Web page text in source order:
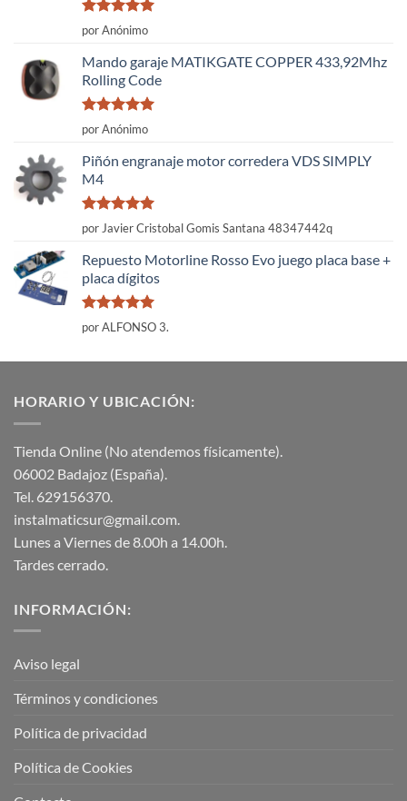
Valorado
con
por Anónimo
Mando garaje MATIKGATE COPPER 433,92Mhz
Rolling Code
Valorado
con
por Anónimo
Piñón engranaje motor corredera VDS SIMPLY
M4
Valorado
con
por Javier Cristobal Gomis Santana 48347442q
Repuesto Motorline Rosso Evo juego placa base +
placa dígitos
Valorado
con
por ALFONSO 3.
HORARIO Y UBICACIÓN:
Tienda Online (No atendemos físicamente).
06002 Badajoz (España).
Tel. 629156370.
instalmaticsur@gmail.com.
Lunes a Viernes de 8.00h a 14.00h.
Tardes cerrado.
INFORMACIÓN:
Aviso legal
Términos y condiciones
Política de privacidad
Política de Cookies